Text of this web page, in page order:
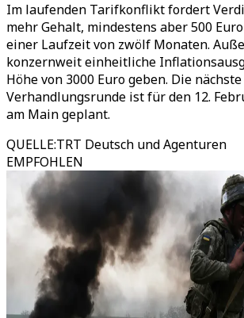
Im laufenden Tarifkonflikt fordert
mehr Gehalt, mindestens aber 500
einer Laufzeit von zwölf Monaten.
konzernweit einheitliche
Höhe von 3000 Euro geben. Die nächste
Verhandlungsrunde ist für den 12.
am Main geplant.
QUELLE:TRT Deutsch und Agenturen
EMPFOHLEN